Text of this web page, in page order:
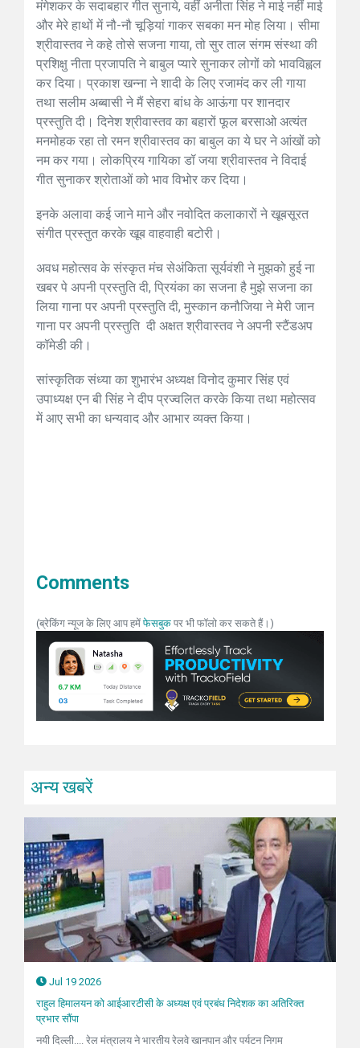
मंगेशकर के सदाबहार गीत सुनाये, वहीं अनीता सिंह ने माई नहीं माई
और मेरे हाथों में नौ-नौ चूड़ियां गाकर सबका मन मोह लिया। सीमा
श्रीवास्तव ने कहे तोसे सजना गाया, तो सुर ताल संगम संस्था की
प्रशिक्षु नीता प्रजापति ने बाबुल प्यारे सुनाकर लोगों को भावविह्वल
कर दिया। प्रकाश खन्ना ने शादी के लिए रजामंद कर ली गाया
तथा सलीम अब्बासी ने मैं सेहरा बांध के आऊंगा पर शानदार
प्रस्तुति दी। दिनेश श्रीवास्तव का बहारों फूल बरसाओ अत्यंत
मनमोहक रहा तो रमन श्रीवास्तव का बाबुल का ये घर ने आंखों को
नम कर गया। लोकप्रिय गायिका डॉ जया श्रीवास्तव ने विदाई
गीत सुनाकर श्रोताओं को भाव विभोर कर दिया।
इनके अलावा कई जाने माने और नवोदित कलाकारों ने खूबसूरत
संगीत प्रस्तुत करके खूब वाहवाही बटोरी।
अवध महोत्सव के संस्कृत मंच सेअंकिता सूर्यवंशी ने मुझको हुई ना
खबर पे अपनी प्रस्तुति दी, प्रियंका का सजना है मुझे सजना का
लिया गाना पर अपनी प्रस्तुति दी, मुस्कान कनौजिया ने मेरी जान
गाना पर अपनी प्रस्तुति दी अक्षत श्रीवास्तव ने अपनी स्टैंडअप
कॉमेडी की।
सांस्कृतिक संध्या का शुभारंभ अध्यक्ष विनोद कुमार सिंह एवं
उपाध्यक्ष एन बी सिंह ने दीप प्रज्वलित करके किया तथा महोत्सव
में आए सभी का धन्यवाद और आभार व्यक्त किया।
Comments
(ब्रेकिंग न्यूज के लिए आप हमेंफेसबुक पर भी फॉलो कर सकते हैं।)
अन्य खबरें
Jul 19 2026
राहुल हिमालयन को आईआरटीसी के अध्यक्ष एवं प्रबंध निदेशक का अतिरिक्त
प्रभार सौंपा
नयी दिल्ली.... रेल मंत्रालय ने भारतीय रेलवे खानपान और पर्यटन निगम